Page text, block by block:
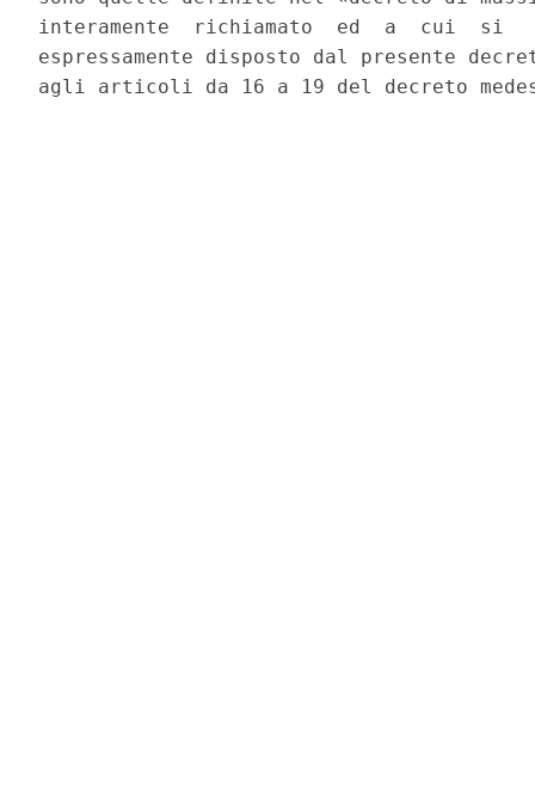
interamente  richiamato  ed  a  cui  si
espressamente disposto dal presente